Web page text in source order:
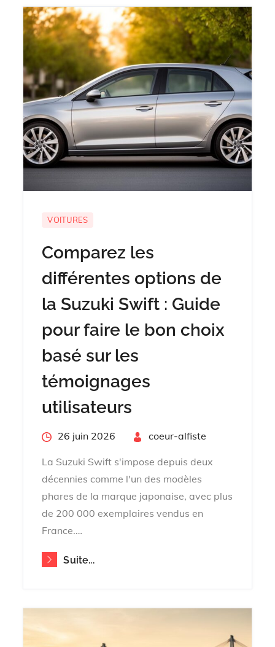
VOITURES
Comparez les
différentes options de
la Suzuki Swift : Guide
pour faire le bon choix
basé sur les
témoignages
utilisateurs
Posted26 juin 2026 coeur-alfiste
La Suzuki Swift s'impose depuis deux
décennies comme l'un des modèles
phares de la marque japonaise, avec plus
de 200 000 exemplaires vendus en
France.…
Suite...